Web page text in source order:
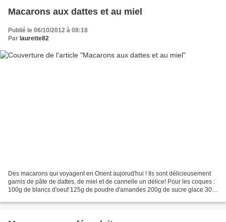
Macarons aux dattes et au miel
Publié le 06/10/2012 à 08:18
Par laurette82
Des macarons qui voyagent en Orient aujorud'hui ! Ils sont délicieusement
garnis de pâte de dattes, de miel et de cannelle un délice! Pour les coques :
100g de blancs d'oeuf 125g de poudre d'amandes 200g de sucre glace 30g